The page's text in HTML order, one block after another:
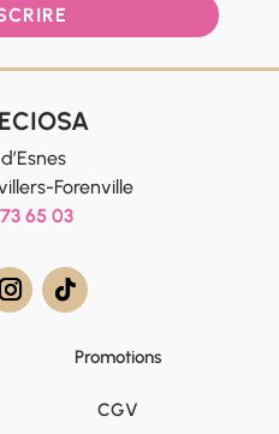
Forenville
65 03
Promotions
CGV